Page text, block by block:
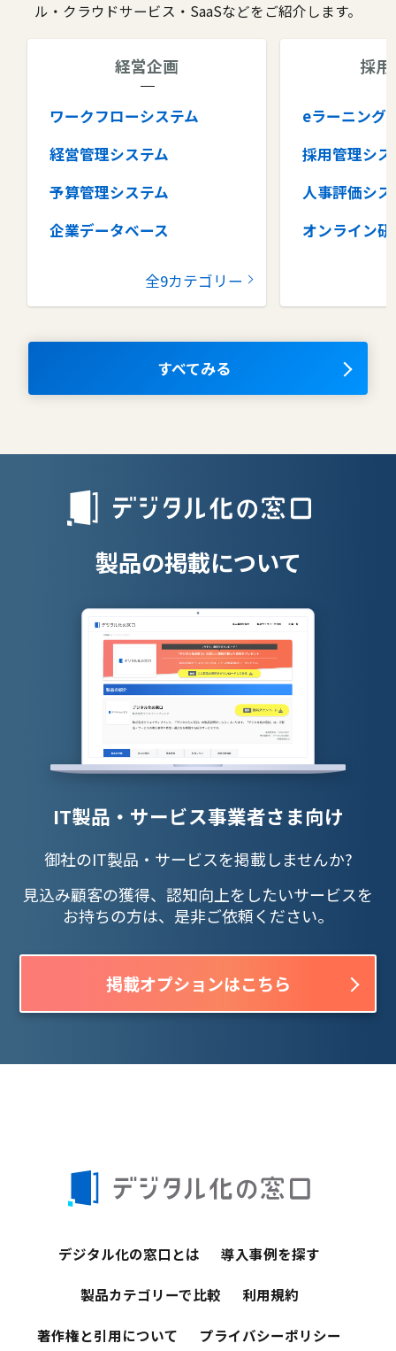
ル・クラウドサービス・SaaSなどをご紹介します。
経営企画
ワークフローシステム
経営管理システム
予算管理システム
企業データベース
コラボレーションツール
ナレッジマネジメントツール
全9カテゴリー
採
eラーニング
採用管理シス
人事評価シス
オンライン研
タレントマ
OKRツール
授業支援シス
すべてみる
製品の掲載について
IT製品・サービス事業者さま向け
御社のIT製品・サービスを掲載しませんか?
見込み顧客の獲得、認知向上をしたいサービスを
お持ちの方は、是非ご依頼ください。
掲載オプションはこちら
デジタル化の窓口とは 導入事例を探す
製品カテゴリーで比較 利用規約
著作権と引用について プライバシーポリシー